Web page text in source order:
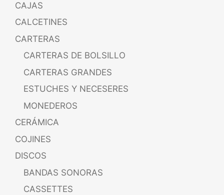
CAJAS
CALCETINES
CARTERAS
CARTERAS DE BOLSILLO
CARTERAS GRANDES
ESTUCHES Y NECESERES
MONEDEROS
CERÁMICA
COJINES
DISCOS
BANDAS SONORAS
CASSETTES